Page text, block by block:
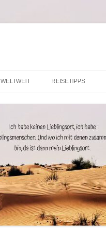
WELTWEIT REISETIPPS